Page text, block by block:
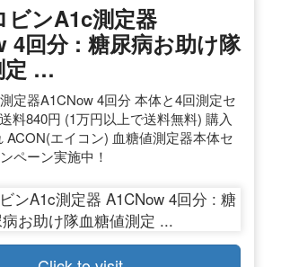
ビンA1c測定器
4回分 : 糖尿病お助け隊
定 …
定器A1CNow 4回分 本体と4回測定セ
料840円 (1万円以上で送料無料) 購入
ACON(エイコン) 血糖値測定器本体セ
ペーン実施中！